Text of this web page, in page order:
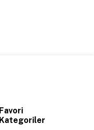
Favori
Kategoriler